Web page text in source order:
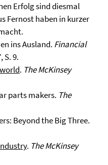
Erfolg sind diesmal
Fernost haben in kurzer
ins Ausland. Financial
S. 9.
. The McKinsey
parts makers. The
Beyond the Big Three.
. The McKinsey